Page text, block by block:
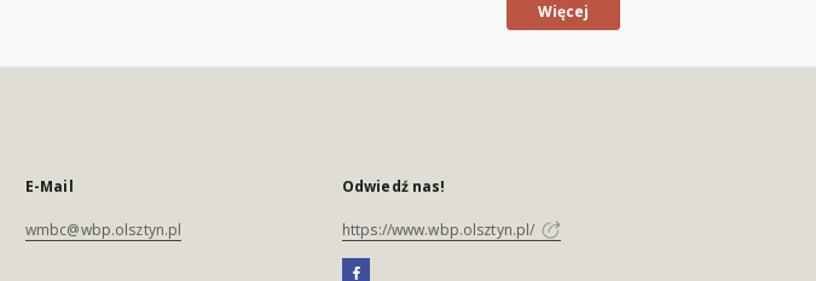
Więcej
E-Mail
wmbc@wbp.olsztyn.pl
Odwiedź nas!
https://www.wbp.olsztyn.pl/